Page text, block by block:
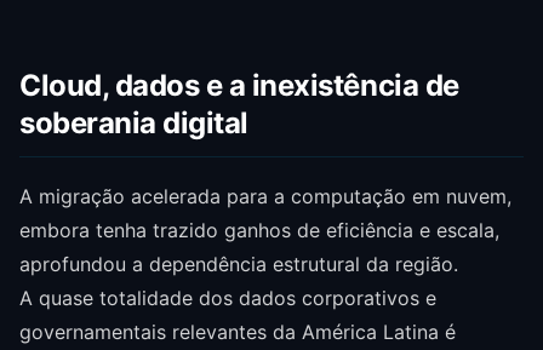
Cloud, dados e a inexistência de
soberania digital
A migração acelerada para a computação em nuvem,
embora tenha trazido ganhos de eficiência e escala,
aprofundou a dependência estrutural da região.
A quase totalidade dos dados corporativos e
governamentais relevantes da América Latina é